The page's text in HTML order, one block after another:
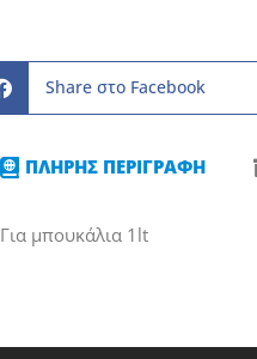
Share στο Facebook
ΠΛΗΡΗΣ ΠΕΡΙΓΡΑΦΗ
Για μπουκάλια 1lt